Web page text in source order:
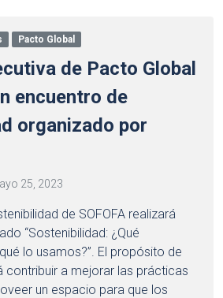
Pacto Global
de Pacto Global
encuentro de
organizado por
25, 2023
de SOFOFA realizará
“Sostenibilidad: ¿Qué
lo usamos?”. El propósito de
contribuir a mejorar las prácticas
un espacio para que los